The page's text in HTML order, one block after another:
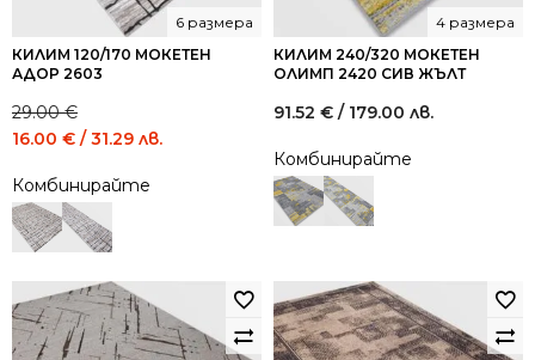
КИЛИМ 120/170 МОКЕТЕН
АДОР 2603
6 размера
29.00€
Original
was:
29.00 €
/
лв..
16.00 € / 31.29 лв.
лв..
Комбинирайте
КИЛИМ 240/320 МОКЕТЕН
ОЛИМП 2420 СИВ ЖЪЛТ
4 размера
91.52 € / 179.00 лв.
Комбинирайте